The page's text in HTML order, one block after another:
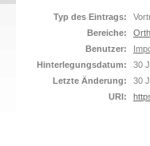
Typ des Eintrags:
Bereiche:
Benutzer:
Hinterlegungsdatum:
30
Letzte Änderung:
30
URI: